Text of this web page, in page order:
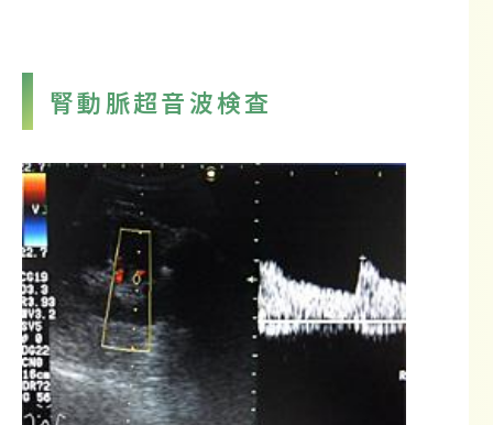
腎動脈超音波検査